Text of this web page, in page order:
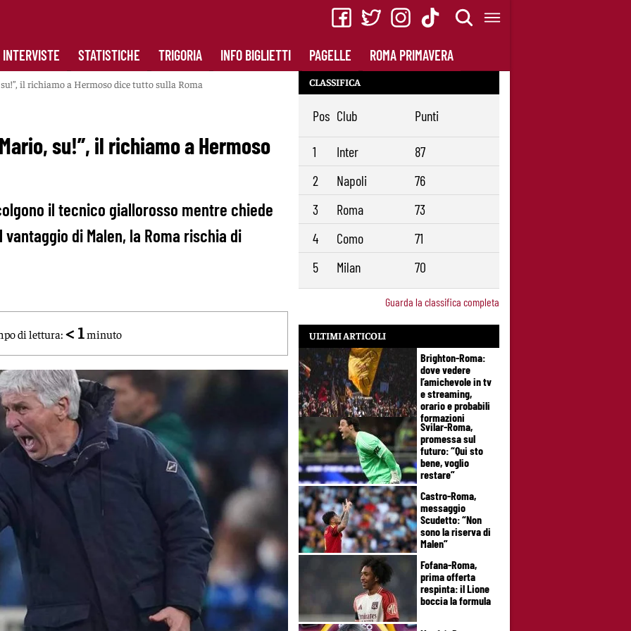
INTERVISTE STATISTICHE TRIGORIA INFO BIGLIETTI PAGELLE ROMA PRIMAVERA
il richiamo a Hermoso dice tutto sulla Roma
su!”, il richiamo a Hermoso
il tecnico giallorosso mentre chiede
di Malen, la Roma rischia di
di lettura: < 1 minuto
CLASSIFICA
Pos Club Punti
1 Inter
87
2
Napoli
76
3
Roma
73
4
Como
71
5
Milan 70
Guarda la classifica completa
ULTIMI ARTICOLI
Brighton-Roma:
dove vedere
l’amichevole in tv
e streaming,
orario e probabili
formazioni
Svilar-Roma,
promessa sul
futuro: “Qui sto
bene, voglio
restare”
Castro-Roma,
messaggio
Scudetto: “Non
sono la riserva di
Malen”
Fofana-Roma,
prima offerta
respinta: il Lione
boccia la formula